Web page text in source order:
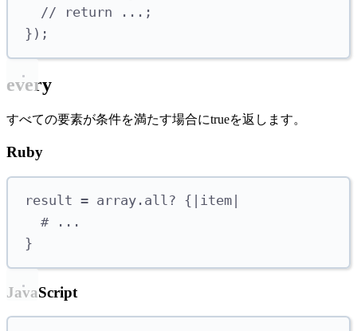
// return ...;
});
every
すべての要素が条件を満たす場合にtrueを返します。
Ruby
result = array . all? {| item
# ...
}
JavaScript